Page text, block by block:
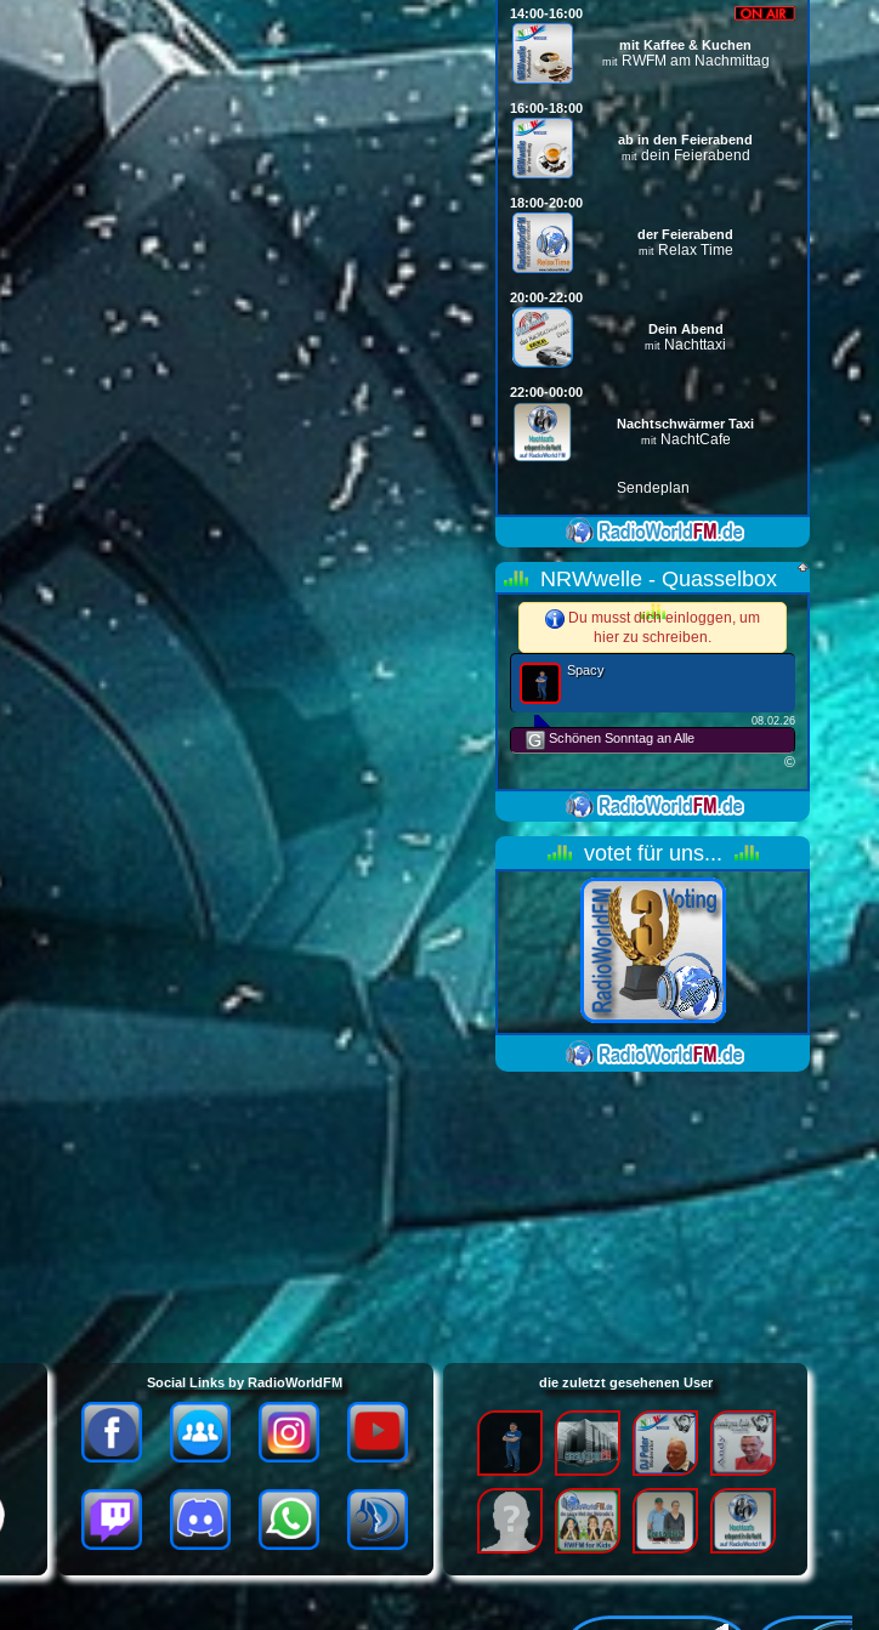
14:00-16:00
mit Kaffee & Kuchen
mit RWFM am Nachmittag
16:00-18:00
ab in den Feierabend
mit dein Feierabend
18:00-20:00
der Feierabend
mit Relax Time
20:00-22:00
Dein Abend
mit Nachttaxi
22:00-00:00
Nachtschwärmer Taxi
mit NachtCafe
Sendeplan
NRWwelle - Quasselbox
Du musst dich einloggen, um
hier zu schreiben.
Spacy
08.02.26
Schönen Sonntag an Alle
©
votet für uns...
Social Links by RadioWorldFM die zuletzt gesehenen User